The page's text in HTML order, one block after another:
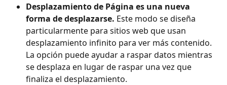
Desplazamiento de Página es una nueva
forma de desplazarse. Este modo se diseña
particularmente para sitios web que usan
desplazamiento infinito para ver más contenido.
La opción puede ayudar a raspar datos mientras
se desplaza en lugar de raspar una vez que
finaliza el desplazamiento.